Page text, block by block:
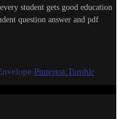
student gets good education
question answer and pdf
Pinterest Tumblr